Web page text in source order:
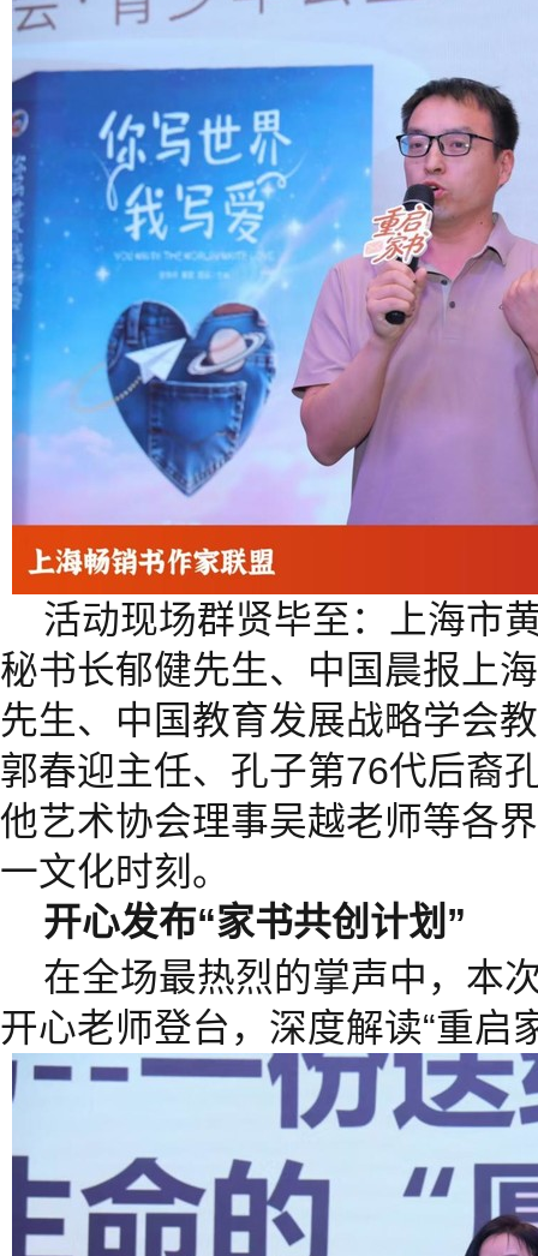
活动现场群贤毕至：上海市
秘书长郁健先生、中国晨报上
先生、中国教育发展战略学会
郭春迎主任、孔子第76代后裔
他艺术协会理事吴越老师等各
一文化时刻。
开心发布“家书共创计划”
在全场最热烈的掌声中，
开心老师登台，深度解读“重启